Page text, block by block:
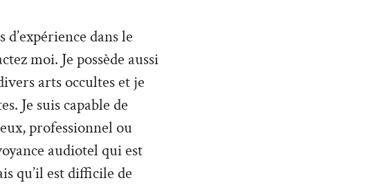
dans le
moi. Je possède aussi
arts occultes et je
Je suis capable de
professionnel ou
audiotel qui est
qu’il est difficile de